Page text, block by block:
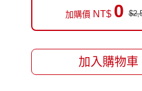
加購價NT$ 0
加入購物車